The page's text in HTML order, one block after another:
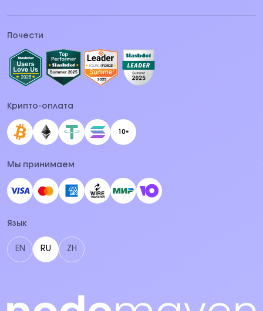
Почести
Крипто-оплата
10+
Мы принимаем
Язык
EN RU ZH